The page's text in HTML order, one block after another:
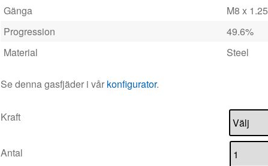
Gänga
M8 x 1.25
Progression
49.6%
Material
Steel
Se denna gasfjäder i vår konfigurator.
Kraft
Antal